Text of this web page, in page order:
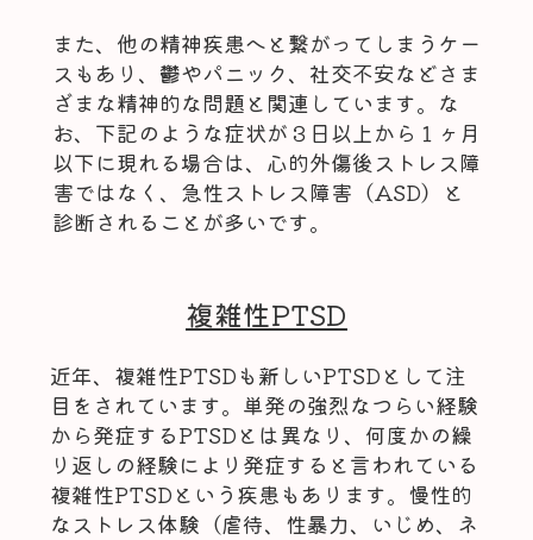
また、他の精神疾患へと繋がってしまうケー
スもあり、鬱やパニック、社交不安などさま
ざまな精神的な問題と関連しています。な
お、下記のような症状が３日以上から１ヶ月
以下に現れる場合は、心的外傷後ストレス障
害ではなく、急性ストレス障害（ASD）と
診断されることが多いです。
複雑性PTSD
近年、複雑性PTSDも新しいPTSDとして注
目をされています。単発の強烈なつらい経験
から発症するPTSDとは異なり、何度かの繰
り返しの経験により発症すると言われている
複雑性PTSDという疾患もあります。慢性的
なストレス体験（虐待、性暴力、いじめ、ネ